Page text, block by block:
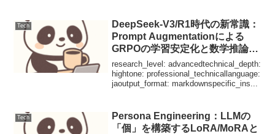
Tech
DeepSeek-V3/R1時代の新常識：
Prompt Augmentationによる
GRPOの学習安定化と数学推論能
力の向上
research_level: advancedtechnical_depth:
hightone: professional_technicallanguage:
jaoutput_format: markdownspecific_ins...
Tech
Persona Engineering：LLMの
「個」を構築するLoRA/MoRAと